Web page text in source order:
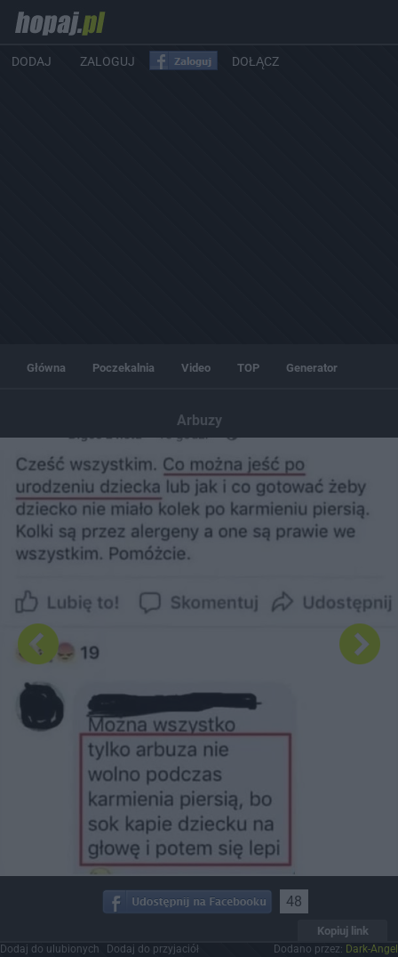
DODAJ ZALOGUJ DOŁĄCZ
Główna Poczekalnia Video TOP Generator
Arbuzy
48
Kopiuj link
Dodaj do ulubionych Dodaj do przyjaciół Dodano przez: Dark-Angel